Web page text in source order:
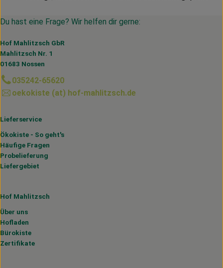
Du hast eine Frage? Wir helfen dir gerne:
Hof Mahlitzsch GbR
Mahlitzsch Nr. 1
01683 Nossen
035242-65620
oekokiste (at) hof-mahlitzsch.de
Lieferservice
Ökokiste - So geht's
Häufige Fragen
Probelieferung
Liefergebiet
Hof Mahlitzsch
Über uns
Hofladen
Bürokiste
Zertifikate